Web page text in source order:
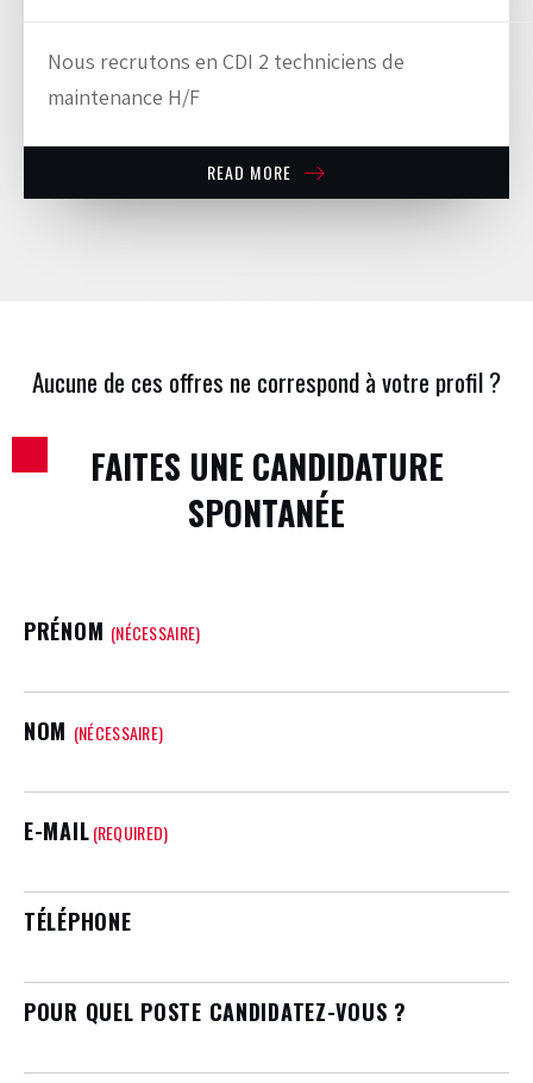
Nous recrutons en CDI 2 techniciens de
maintenance H/F
READ MORE
Aucune de ces offres ne correspond à votre profil ?
FAITES UNE CANDIDATURE
SPONTANÉE
NOM(REQUIRED)
PRÉNOM (NÉCESSAIRE)
NOM (NÉCESSAIRE)
E-MAIL(REQUIRED)
TÉLÉPHONE
POUR QUEL POSTE CANDIDATEZ-VOUS ?